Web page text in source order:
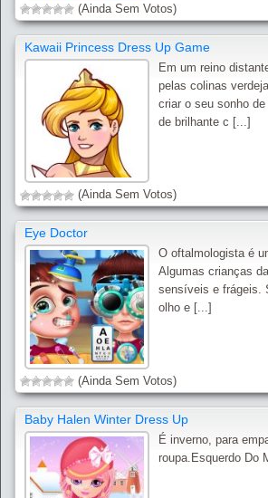
(Ainda Sem Votos)
Kawaii Princess Dress Up Game
Em um reino
pelas colinas
criar o seu sonho
de brilhante c [...]
(Ainda Sem Votos)
Eye Doctor
O oftalmologista é
Algumas crianças
sensíveis e frágeis.
olho e [...]
(Ainda Sem Votos)
Baby Halen Winter Dress Up
É inverno, para
roupa.Esquerdo Do